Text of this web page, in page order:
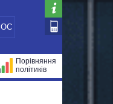
Порівняння
політиків